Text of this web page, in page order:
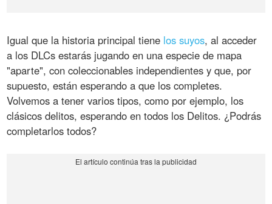
Igual que la historia principal tiene los suyos, al acceder
a los DLCs estarás jugando en una especie de mapa
"aparte", con coleccionables independientes y que, por
supuesto, están esperando a que los completes.
Volvemos a tener varios tipos, como por ejemplo, los
clásicos delitos, esperando en todos los Delitos. ¿Podrás
completarlos todos?